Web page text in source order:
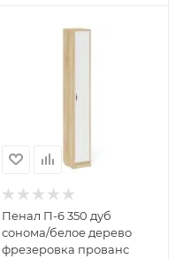
Пенал П-6 350 дуб
сонома/белое дерево
фрезеровка прованс